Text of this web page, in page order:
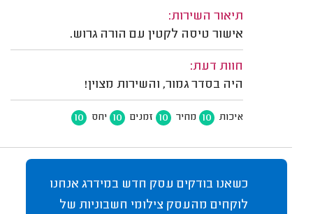
תיאור השירות:
אישור טיסה לקטין עם הורה גרוש.
חוות דעת:
היה בסדר גמור, והשירות מצוין!
איכות 10 מחיר 10 זמנים 10 יחס 10
כשאנו בודקים עסק חדש במידרג אנחנו
לוקחים מהעסק צילומי חשבוניות של